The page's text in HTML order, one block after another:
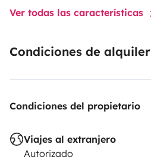
Ver todas las características
Condiciones de alquiler
Condiciones del propietario
Viajes al extranjero
Autorizado